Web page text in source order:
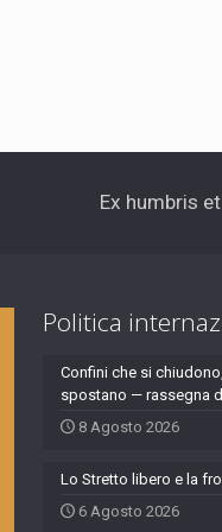
Ex humbris
Politica
Confini che si
spostano — rassegna
8 Agosto 2026
Lo Stretto libero e la
6 Agosto 2026